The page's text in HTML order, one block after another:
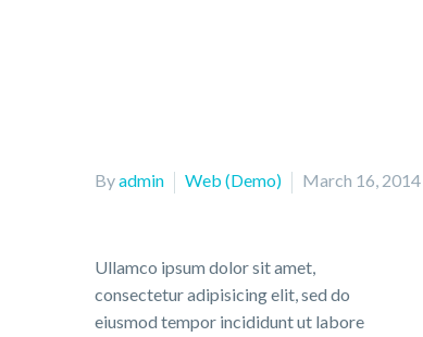
Byadmin Web (Demo) March 16, 2014
Ullamco ipsum dolor sit amet,
consectetur adipisicing elit, sed do
eiusmod tempor incididunt ut labore